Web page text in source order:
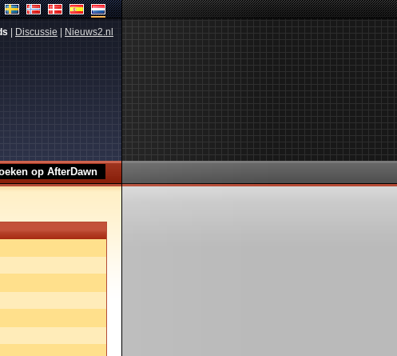
Discussie Nieuws2.nl